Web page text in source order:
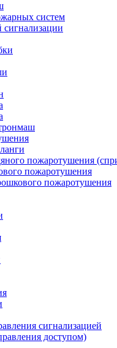
систем
пожаротушения
пожаротушения
пожаротушения
сигнализацией
доступом)